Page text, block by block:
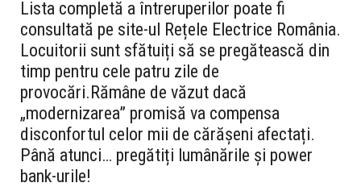
Lista completă a întreruperilor poate fi
consultată pe site-ul Rețele Electrice România.
Locuitorii sunt sfătuiți să se pregătească din
timp pentru cele patru zile de
provocări.Rămâne de văzut dacă
„modernizarea” promisă va compensa
disconfortul celor mii de cărășeni afectați.
Până atunci… pregătiți lumânările și power
bank-urile!